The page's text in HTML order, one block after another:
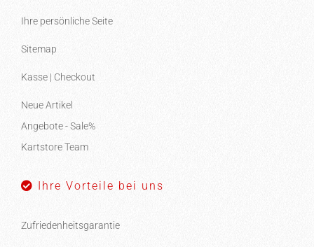
Ihre persönliche Seite
Sitemap
Kasse | Checkout
Neue Artikel
Angebote - Sale%
Kartstore Team
Ihre Vorteile bei uns
Zufriedenheitsgarantie